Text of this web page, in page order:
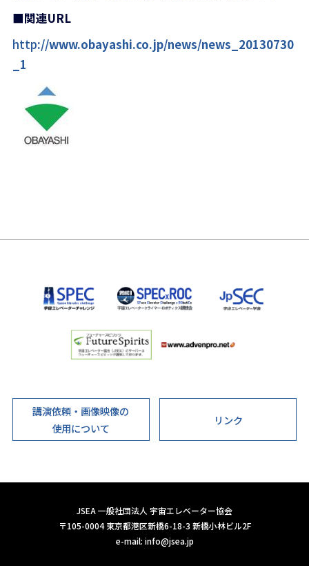
■関連URL
http://www.obayashi.co.jp/news/news_20130730
_1
講演依頼・画像映像の
使用について
リンク
JSEA 一般社団法人 宇宙エレベーター協会
〒105-0004 東京都港区新橋6-18-3 新橋小林ビル2F
e-mail: info@jsea.jp